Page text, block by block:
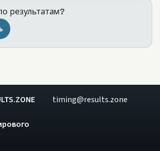
результатам?
timing@results.zone